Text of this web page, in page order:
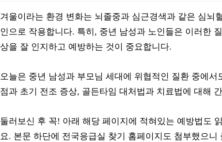
겨울이라는 환경 변화는 뇌졸중과 심근경색과 같은 심뇌
인으로 작용합니다. 특히, 중년 남성과 노인들은 이러한
상을 잘 인지하고 예방하는 것이 중요합니다.
오늘은 중년 남성과 부모님 세대에 위협적인 질환 중에
점과 초기 전조 증상, 골든타임 대처법과 치료법에 대해
둘러보신 후 꼭! 아래 해당 페이지에 적혀있는 예방법도
요. 본문 하단에 전국응급실 찾기 홈페이지도 첨부했으